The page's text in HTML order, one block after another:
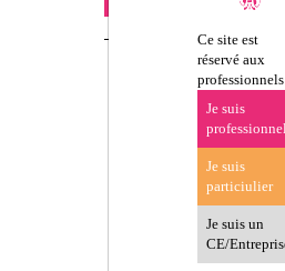
PEUVENT
Ce site est
réservé aux
Je suis
professionnel
Je suis
particiulier
Je suis un
CE/